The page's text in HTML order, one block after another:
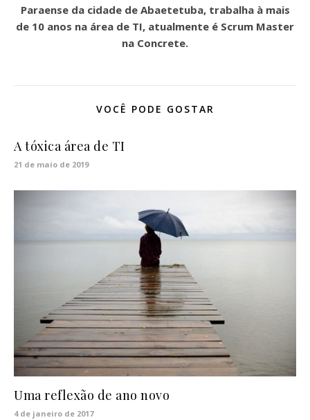
Paraense da cidade de Abaetetuba, trabalha à mais
de 10 anos na área de TI, atualmente é Scrum Master
na Concrete.
VOCÊ PODE GOSTAR
A tóxica área de TI
21 de maio de 2019
Uma reflexão de ano novo
4 de janeiro de 2017